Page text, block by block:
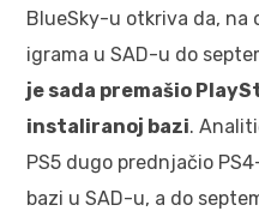
BlueSky-u otkriva da, na
igrama u SAD-u do
je sada premašio
instaliranoj bazi.
PS5 dugo prednjačio
bazi u SAD-u, a do